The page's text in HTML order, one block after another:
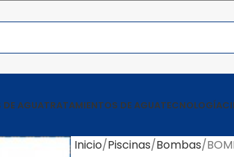
DE AGUATRATAMIENTOS DE AGUATECNOLOGÍA
Inicio Piscinas Bombas